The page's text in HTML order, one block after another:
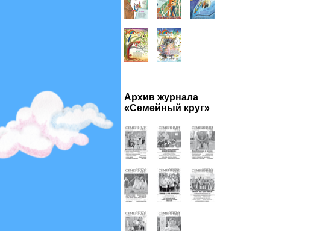
Архив журнала
«Семейный круг»